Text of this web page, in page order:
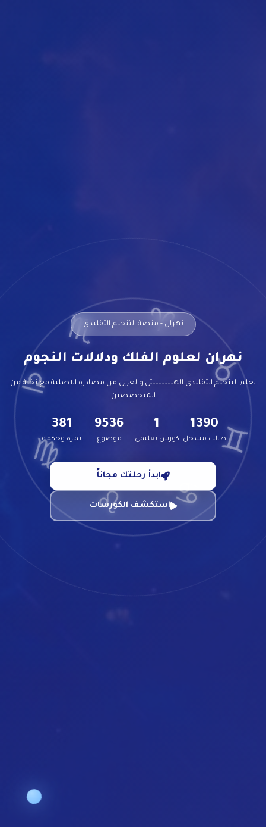
♈
♉
♊
♋
♌
♍
♎
♏
نهران - منصة التنجيم التقليدي
نهران لعلوم الفلك ودلالات النجوم
تعلم التنجيم التقليدي الهيلينستي والعربي من مصادره الاصلية مع نخبة من
المتخصصين
1390
طالب مسجل
1
كورس تعليمي
9536
موضوع
381
ثمرة وحكمة
ابدأ رحلتك مجاناً
استكشف الكورسات